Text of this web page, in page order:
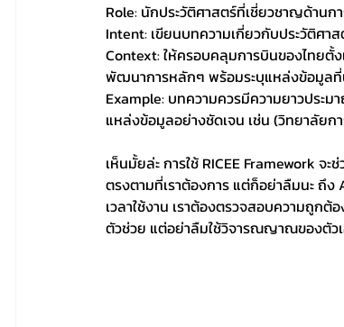
Role: นักประวัติศาสตร์ที่เชี่ยวชาญด้านก
Intent: เขียนบทความเกี่ยวกับประวัติศา
Context: ให้ครอบคลุมการบินของไทย
พัฒนาการหลักๆ พร้อมระบุแหล่งข้อมูลที่
Example: บทความควรมีความยาวประม
แหล่งข้อมูลอย่างชัดเจน เช่น (วิทยาลัย
เห็นมั้ยล่ะ การใช้ RICEE Framework จะ
ตรงตามที่เราต้องการ แต่ก็อย่าลืมนะ ถึง
เวลาใช้งาน เราต้องตรวจสอบความถูกต้
ตัวช่วย แต่อย่าลืมใช้วิจารณญาณของตัวเ